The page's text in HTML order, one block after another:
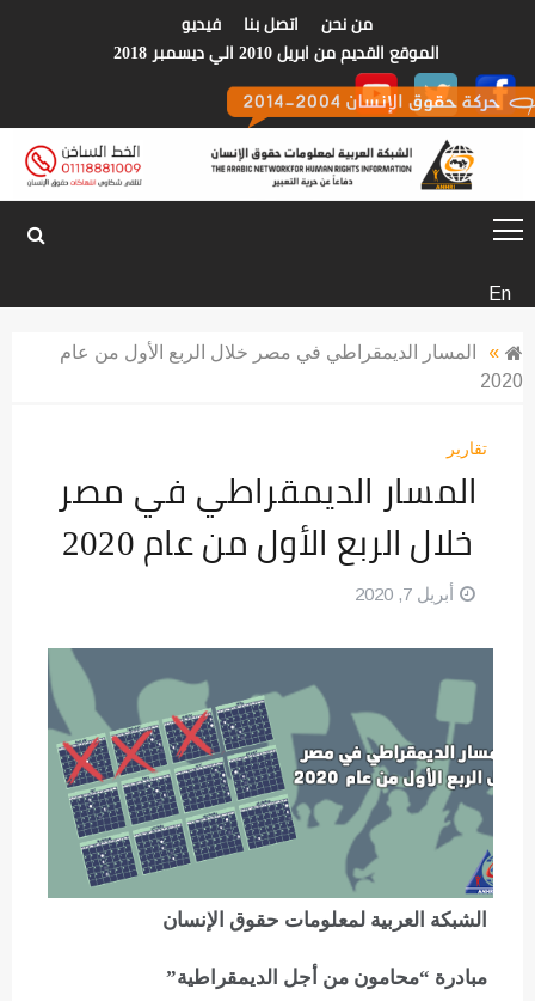
من نحن اتصل بنا
فيديو
الموقع القديم من ابريل 2010 الي ديسمبر 2018
لمعلومات حقوق
En
»
المسار الديمقراطي في مصر خلال الربع الأول من عام
2020
تقارير
المسار الديمقراطي في مصر
خلال الربع الأول من عام 2020
أبريل 7, 2020
الشبكة العربية لمعلومات حقوق الإنسان
مبادرة “محامون من أجل الديمقراطية”